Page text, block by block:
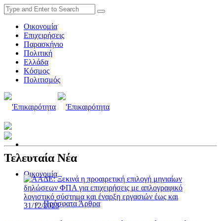
Οικονομία
Επιχειρήσεις
Παρασκήνιο
Πολιτική
Ελλάδα
Κόσμος
Πολιτισμός
Οικονομία
Πρόσφατα Άρθρα
Τελευταία Νέα